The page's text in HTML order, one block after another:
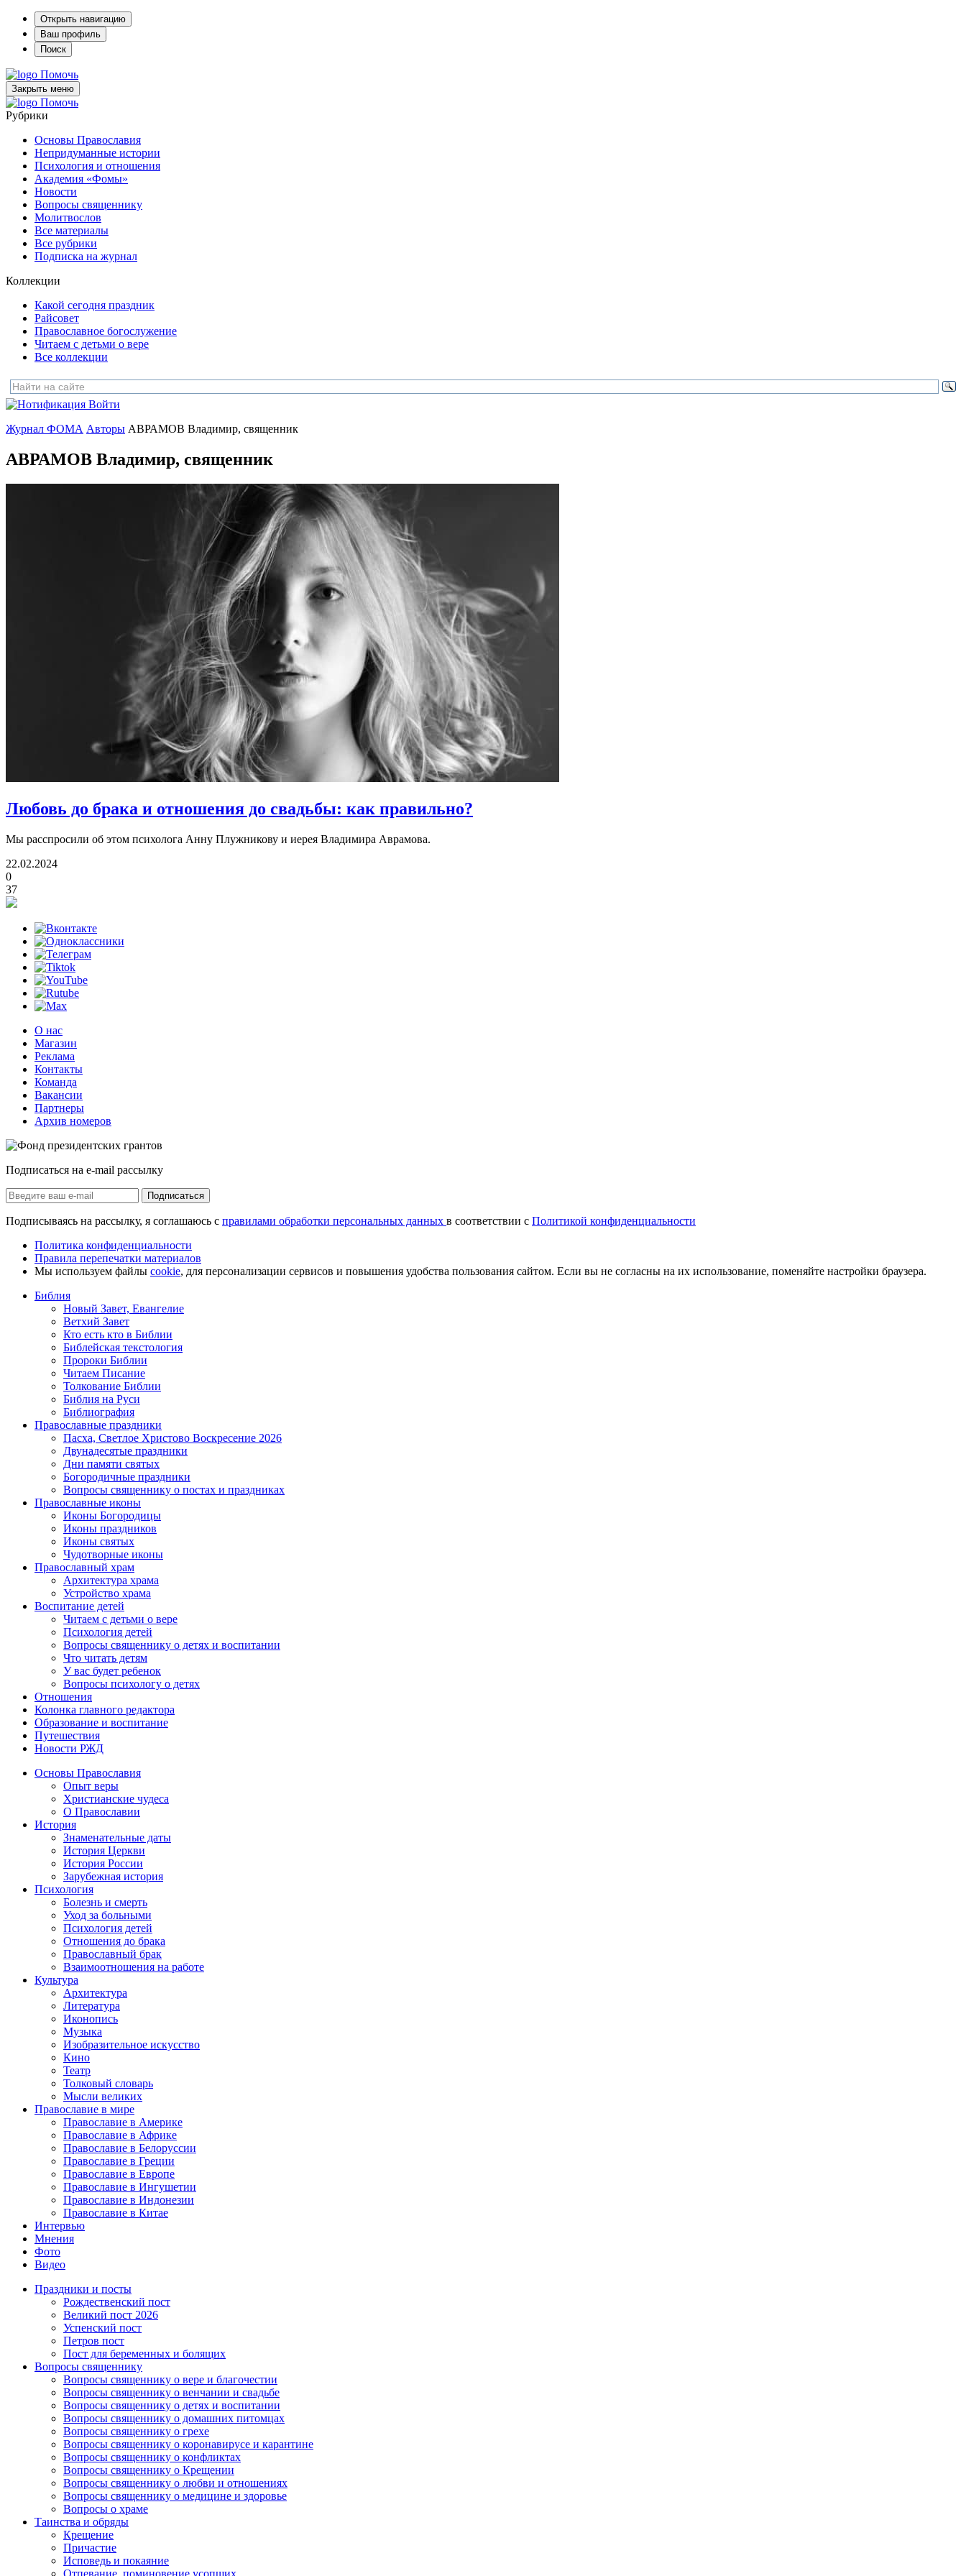
Открыть навигацию
Ваш профиль
Поиск
Помочь
Закрыть меню
Помочь
Рубрики
Основы Православия
Непридуманные истории
Психология и отношения
Академия «Фомы»
Новости
Вопросы священнику
Молитвослов
Все материалы
Все рубрики
Подписка на журнал
Коллекции
Какой сегодня праздник
Райсовет
Православное богослужение
Читаем с детьми о вере
Все коллекции
Войти
Журнал ФОМА Авторы АВРАМОВ Владимир, священник
АВРАМОВ Владимир, священник
Любовь до брака и отношения до свадьбы: как правильно?
Мы расспросили об этом психолога Анну Плужникову и иерея Владимира Аврамова.
22.02.2024
0
37
О нас
Магазин
Реклама
Контакты
Команда
Вакансии
Партнеры
Архив номеров
Подписаться на e-mail рассылку
Подписаться
Подписываясь на рассылку, я соглашаюсь с правилами обработки персональных данных в соответствии с Политикой конфиденциальности
Политика конфиденциальности
Правила перепечатки материалов
Мы используем файлы cookie, для персонализации сервисов и повышения удобства пользования сайтом. Если вы не согласны на их использование, поменяйте настройки браузера.
Библия
Новый Завет, Евангелие
Ветхий Завет
Кто есть кто в Библии
Библейская текстология
Пророки Библии
Читаем Писание
Толкование Библии
Библия на Руси
Библиография
Православные праздники
Пасха, Светлое Христово Воскресение 2026
Двунадесятые праздники
Дни памяти святых
Богородичные праздники
Вопросы священнику о постах и праздниках
Православные иконы
Иконы Богородицы
Иконы праздников
Иконы святых
Чудотворные иконы
Православный храм
Архитектура храма
Устройство храма
Воспитание детей
Читаем с детьми о вере
Психология детей
Вопросы священнику о детях и воспитании
Что читать детям
У вас будет ребенок
Вопросы психологу о детях
Отношения
Колонка главного редактора
Образование и воспитание
Путешествия
Новости РЖД
Основы Православия
Опыт веры
Христианские чудеса
О Православии
История
Знаменательные даты
История Церкви
История России
Зарубежная история
Психология
Болезнь и смерть
Уход за больными
Психология детей
Отношения до брака
Православный брак
Взаимоотношения на работе
Культура
Архитектура
Литература
Иконопись
Музыка
Изобразительное искусство
Кино
Театр
Толковый словарь
Мысли великих
Православие в мире
Православие в Америке
Православие в Африке
Православие в Белоруссии
Православие в Греции
Православие в Европе
Православие в Ингушетии
Православие в Индонезии
Православие в Китае
Интервью
Мнения
Фото
Видео
Праздники и посты
Рождественский пост
Великий пост 2026
Успенский пост
Петров пост
Пост для беременных и болящих
Вопросы священнику
Вопросы священнику о вере и благочестии
Вопросы священнику о венчании и свадьбе
Вопросы священнику о детях и воспитании
Вопросы священнику о домашних питомцах
Вопросы священнику о грехе
Вопросы священнику о коронавирусе и карантине
Вопросы священнику о конфликтах
Вопросы священнику о Крещении
Вопросы священнику о любви и отношениях
Вопросы священнику о медицине и здоровье
Вопросы о храме
Таинства и обряды
Крещение
Причастие
Исповедь и покаяние
Отпевание, поминовение усопших